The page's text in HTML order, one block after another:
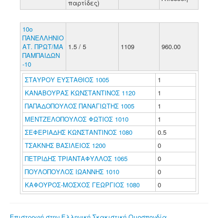
παρτίδες)
10ο
ΠΑΝΕΛΛΗΝΙΟ
ΑΤ. ΠΡΩΤ/ΜΑ
ΠΑΜΠΑΙΔΩΝ
-10
1.5 / 5 1109 960.00
ΣΤΑΥΡΟΥ ΕΥΣΤΑΘΙΟΣ 1005
1
ΚΑΝΑΒΟΥΡΑΣ ΚΩΝΣΤΑΝΤΙΝΟΣ 1120
1
ΠΑΠΑΔΟΠΟΥΛΟΣ ΠΑΝΑΓΙΩΤΗΣ 1005
1
ΜΕΝΤΖΕΛΟΠΟΥΛΟΣ ΦΩΤΙΟΣ 1010
1
ΣΕΦΕΡΙΑΔΗΣ ΚΩΝΣΤΑΝΤΙΝΟΣ 1080
0.5
ΤΣΑΚΝΗΣ ΒΑΣΙΛΕΙΟΣ 1200
0
ΠΕΤΡΙΔΗΣ ΤΡΙΑΝΤΑΦΥΛΛΟΣ 1065
0
ΠΟΥΛΟΠΟΥΛΟΣ ΙΩΑΝΝΗΣ 1010
0
ΚΑΦΟΥΡΟΣ-ΜΟΣΧΟΣ ΓΕΩΡΓΙΟΣ 1080
0